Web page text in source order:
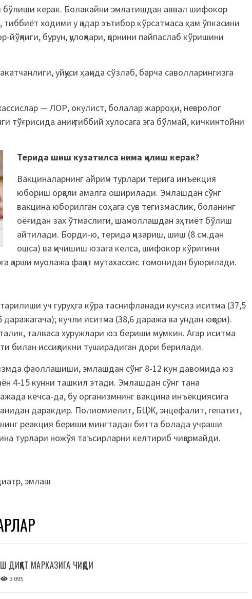
керак. Болакайни эмлатишдан аввал шифокор
ходими у қадар эътибор кўрсатмаса ҳам ўпкасини
бурун, қулоқлари, қорнини пайпаслаб кўришини
уйқуси ҳақида сўзлаб, барча саволларингизга
— ЛОР, окулист, болалар жарроҳи, невролог
тўғрисида аниқ тиббий хулосага эга бўлмай, кичкинтойни
Терида шиш кузатилса нима қилиш керак?
Вакциналарнинг айрим турлари терига инъекция
юбориш орқали амалга оширилади. Эмлашдан сўнг
вакцина юборилган соҳага сув тегизмаслик, боланинг
оёғидан зах ўтмаслиги, шамоллашдан эҳтиёт бўлиш
айтилади. Борди-ю, терида қизариш, шиш (8 см.дан
ошса) ва қичишиш юзага келса, шифокор кўригини
қарши муолажа фақат мутахассис томонидан буюрилади.
уч гуруҳга кўра таснифланади кучсиз иситма (37,5
кучли иситма (38,6 даража ва ундан юқори).
талваса хуружлари юз бериши мумкин. Агар иситма
билан иссиқликни туширадиган дори берилади.
фаоллашиши, эмлашдан сўнг 8-12 кун давомида юз
4-15 кунни ташкил этади. Эмлашдан сўнг тана
кечса-да, бу организмнинг вакцина инъекциясига
даракдир. Полиомиелит, БЦЖ, энцефалит, гепатит,
реакция бериши мингтадан битта болада учраши
турлари ножўя таъсирларни келтириб чиқармайди.
,эмлаш
ДИҚҚАТ МАРКАЗИГА ЧИҚДИ
3 095